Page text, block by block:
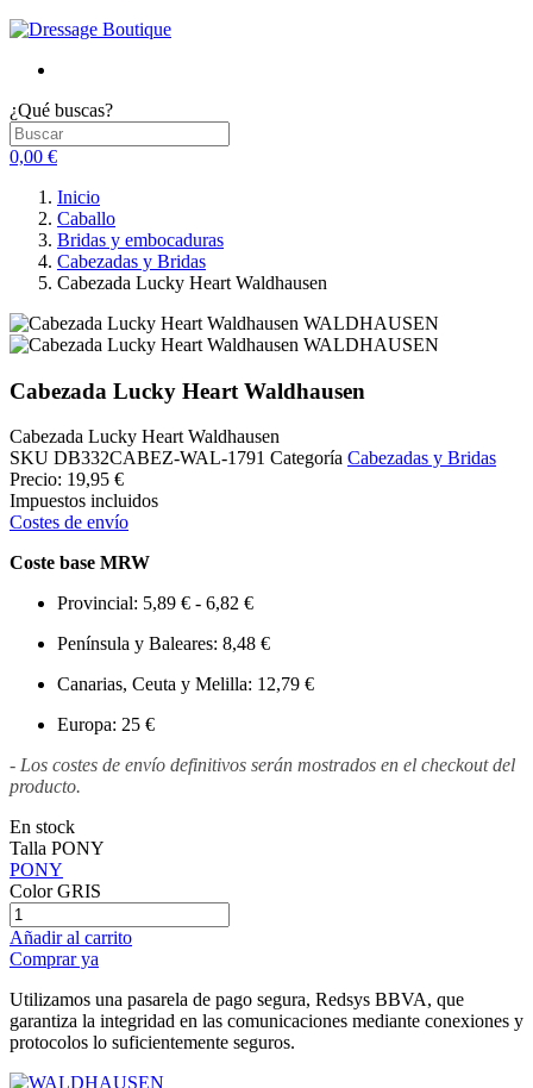
¿Qué buscas?
0,00 €
Inicio
Caballo
Bridas y embocaduras
Cabezadas y Bridas
Cabezada Lucky Heart Waldhausen
Cabezada Lucky Heart Waldhausen
Cabezada Lucky Heart Waldhausen
SKU DB332CABEZ-WAL-1791 Categoría Cabezadas y Bridas
Precio: 19,95 €
Impuestos incluidos
Costes de envío
Coste base MRW
Provincial: 5,89 € - 6,82 €
Península y Baleares: 8,48 €
Canarias, Ceuta y Melilla: 12,79 €
Europa: 25 €
- Los costes de envío definitivos serán mostrados en el checkout del
producto.
En stock
Talla PONY
PONY
Color GRIS
Añadir al carrito
Comprar ya
Utilizamos una pasarela de pago segura, Redsys BBVA, que
garantiza la integridad en las comunicaciones mediante conexiones y
protocolos lo suficientemente seguros.